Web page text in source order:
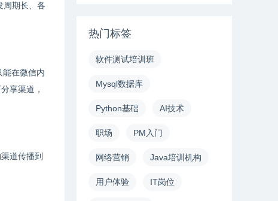
周期长、各
能在微信内
享渠道，
道传播到
热门标签
软件测试培训班
Mysql数据库
Python基础 AI技术
职场 PM入门
网络营销 Java培训机构
用户体验 IT岗位